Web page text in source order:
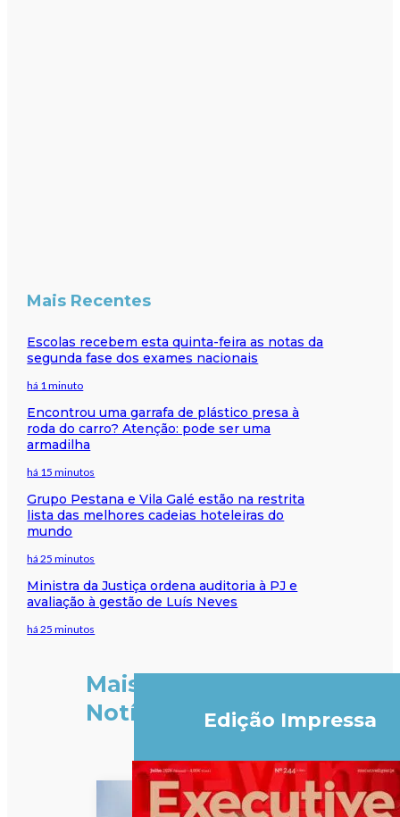
Mais Recentes
Escolas recebem esta quinta-feira as notas da
segunda fase dos exames nacionais
há 1 minuto
Encontrou uma garrafa de plástico presa à
roda do carro? Atenção: pode ser uma
armadilha
há 15 minutos
Grupo Pestana e Vila Galé estão na restrita
lista das melhores cadeias hoteleiras do
mundo
há 25 minutos
Ministra da Justiça ordena auditoria à PJ e
avaliação à gestão de Luís Neves
há 25 minutos
Mais
Notícias
Edição Impressa